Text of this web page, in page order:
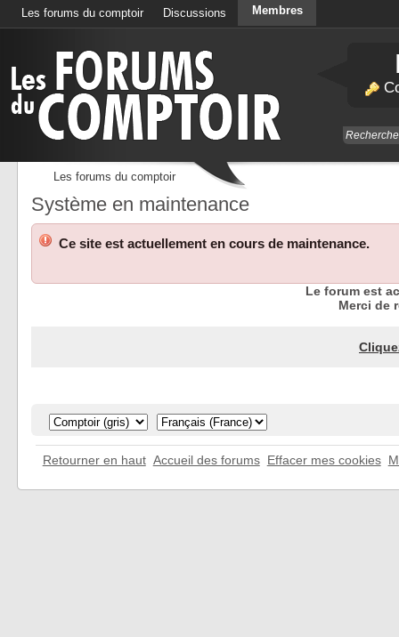
Les forums du comptoir Discussions Membres
Les forums du comptoir
Système en maintenance
Ce site est actuellement en cours de maintenance.
Le forum est
Merci de
Retourner en haut Accueil des forums Effacer mes cookies